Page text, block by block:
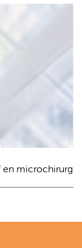
en microchirurg